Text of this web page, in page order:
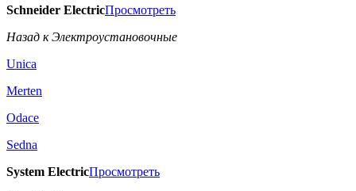
Schneider ElectricПросмотреть
Назад к Электроустановочные
Unica
Merten
Odace
Sedna
System ElectricПросмотреть